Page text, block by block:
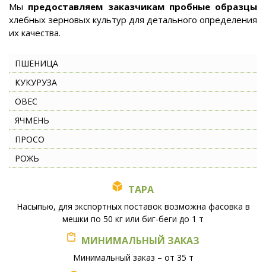
Мы предоставляем заказчикам пробные образцы
хлебных зерновых культур для детального определения
их качества.
ПШЕНИЦА
КУКУРУЗА
ОВЕС
ЯЧМЕНЬ
ПРОСО
РОЖЬ
ТАРА
Насыпью, для экспортных поставок возможна фасовка в
мешки по 50 кг или биг-беги до 1 т
МИНИМАЛЬНЫЙ ЗАКАЗ
Минимальный заказ – от 35 т